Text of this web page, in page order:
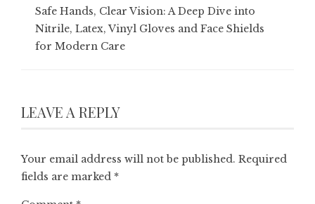
Safe Hands, Clear Vision: A Deep Dive into
Nitrile, Latex, Vinyl Gloves and Face Shields
for Modern Care
LEAVE A REPLY
Your email address will not be published. Required
fields are marked *